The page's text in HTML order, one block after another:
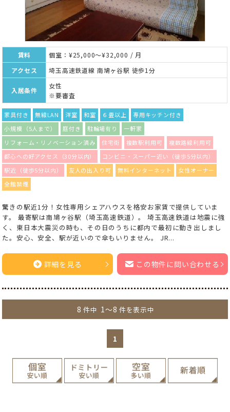
賃料
個室：¥25,000～¥32,000 / 月
アクセス
埼玉高速鉄道線 南鳩ヶ谷駅 徒歩1分
入居条件
女性
※要審査
家具付き 無線LAN 洋室 和室 ６畳以上
専用キッチン付き
小規模（5人まで）
庭付き 駐輪場有り
一軒家
リフォーム・リノベーション済み
住宅街 複数駅利用可
複数路線利用可
都心への好アクセス（30分以内）
コンビニ・スーパー近い（徒歩5分以内）
駅近（徒歩5分以内）
友人の出入り可 無料インターネット
女性オーナー
全館禁煙
驚きの駅近1分！女性専用シェアハウスを格安お家賃で提供していま
す。 最寄駅は南鳩ヶ谷駅（埼玉高速鉄道）。 埼玉高速鉄道は地震に強
く、東日本大震災の時も、その日のうちに都内で最初に動き出しまし
た。安心、安全、駅が近いので傘もいりません。 JR...
詳細を見る この物件に問い合わせる
8 件中 1～8 件を表示中
1